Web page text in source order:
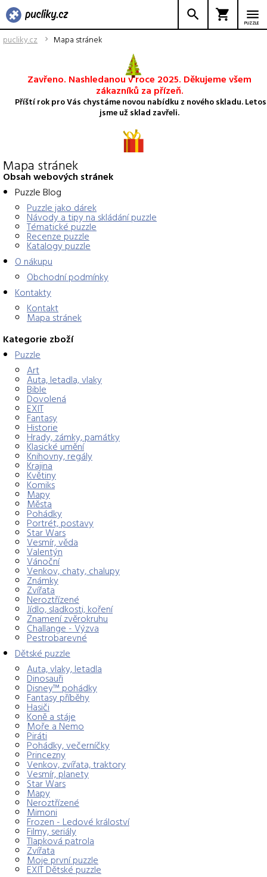
PUZZLE
pucliky.cz Mapa stránek
Zavřeno. Nashledanou v roce 2025. Děkujeme všem
zákazníků za přízeň.
Příští rok pro Vás chystáme novou nabídku z nového skladu. Letos
jsme už sklad zavřeli.
Mapa stránek
Obsah webových stránek
Puzzle Blog
Puzzle jako dárek
Návody a tipy na skládání puzzle
Tématické puzzle
Recenze puzzle
Katalogy puzzle
O nákupu
Obchodní podmínky
Kontakty
Kontakt
Mapa stránek
Kategorie zboží
Puzzle
Art
Auta, letadla, vlaky
Bible
Dovolená
EXIT
Fantasy
Historie
Hrady, zámky, památky
Klasické umění
Knihovny, regály
Krajina
Květiny
Komiks
Mapy
Města
Pohádky
Portrét, postavy
Star Wars
Vesmír, věda
Valentýn
Vánoční
Venkov, chaty, chalupy
Známky
Zvířata
Neroztřízené
Jídlo, sladkosti, koření
Znamení zvěrokruhu
Challange - Výzva
Pestrobarevné
Dětské puzzle
Auta, vlaky, letadla
Dinosauři
Disney™ pohádky
Fantasy příběhy
Hasiči
Koně a stáje
Moře a Nemo
Piráti
Pohádky, večerníčky
Princezny
Venkov, zvířata, traktory
Vesmír, planety
Star Wars
Mapy
Neroztřízené
Mimoni
Frozen - Ledové králoství
Filmy, seriály
Tlapková patrola
Zvířata
Moje první puzzle
EXIT Dětské puzzle